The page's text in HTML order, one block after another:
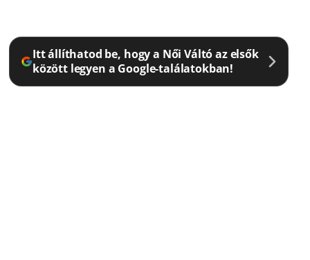
Itt állíthatod be, hogy a Női Váltó az elsők
között legyen a Google-találatokban!